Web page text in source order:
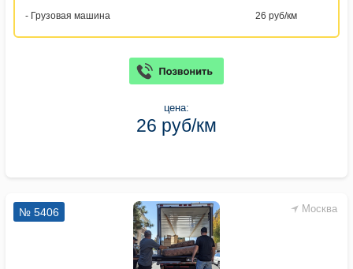
- Грузовая машина 26 руб/км
цена:
26 руб/км
Москва
№ 5406